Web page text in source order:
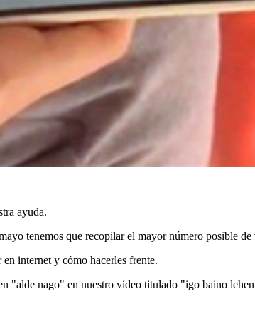
ayuda.
tenemos que recopilar el mayor número posible
internet y cómo hacerles frente.
"alde nago" en nuestro vídeo titulado "igo baino